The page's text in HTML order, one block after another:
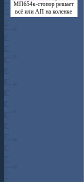
МП654к-стопор решает
всё или АП на коленке